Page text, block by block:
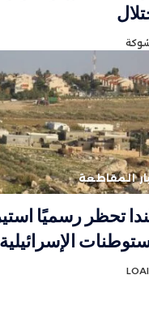
المقاطعة
تحظر رسميًا
الإسرائيلية